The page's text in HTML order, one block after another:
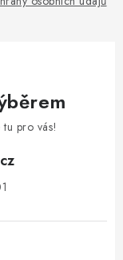
pro vás!